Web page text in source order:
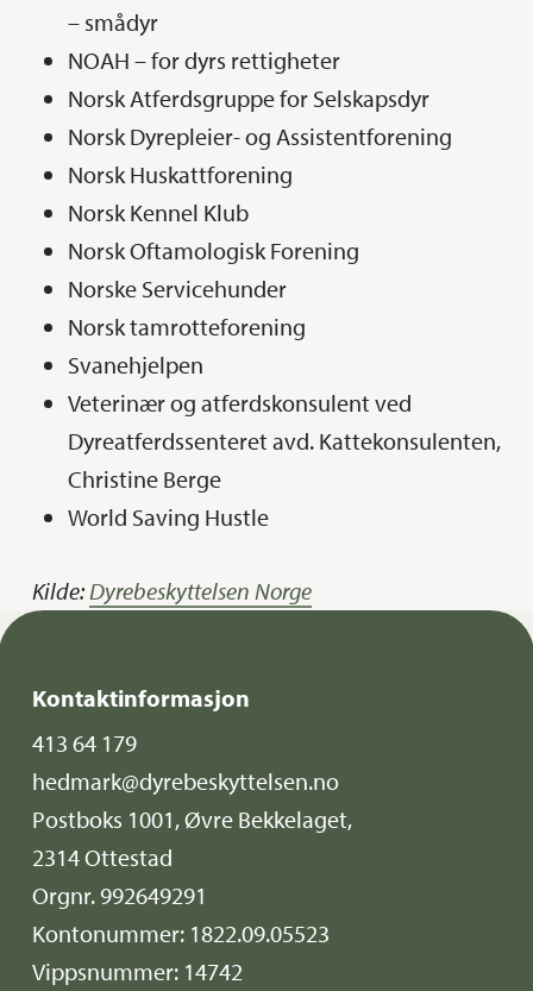
– smådyr
NOAH – for dyrs rettigheter
Norsk Atferdsgruppe for Selskapsdyr
Norsk Dyrepleier- og Assistentforening
Norsk Huskattforening
Norsk Kennel Klub
Norsk Oftamologisk Forening
Norske Servicehunder
Norsk tamrotteforening
Svanehjelpen
Veterinær og atferdskonsulent ved
Dyreatferdssenteret avd. Kattekonsulenten,
Christine Berge
World Saving Hustle
Kilde: Dyrebeskyttelsen Norge
Kontaktinformasjon
413 64 179
hedmark@dyrebeskyttelsen.no
Postboks 1001, Øvre Bekkelaget,
2314 Ottestad
Orgnr. 992649291
Kontonummer: 1822.09.05523
Vippsnummer: 14742